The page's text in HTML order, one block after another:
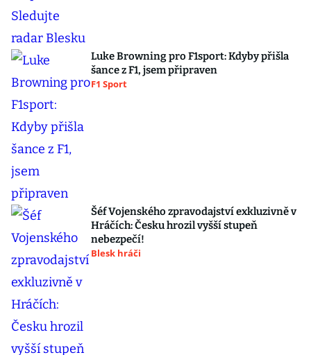
Luke Browning pro F1sport: Kdyby přišla
šance z F1, jsem připraven
F1 Sport
Šéf Vojenského zpravodajství exkluzivně v
Hráčích: Česku hrozil vyšší stupeň
nebezpečí!
Blesk hráči